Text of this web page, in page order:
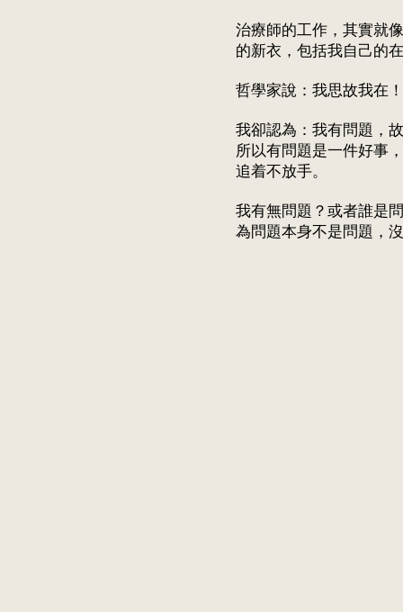
治療師的工作，其實就
的新衣，包括我自己的
哲學家說：我思故我在！
我卻認為：我有問題，
所以有問題是一件好事
追着不放手。
我有無問題？或者誰是
為問題本身不是問題，